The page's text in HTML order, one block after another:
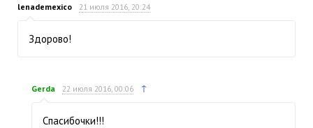
lenademexico 21 июля 2016, 20:24
Здорово!
Gerda 22 июля 2016, 00:06 ↑
Спасибочки!!!